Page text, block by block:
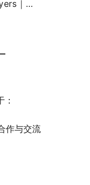
｜…
作与交流